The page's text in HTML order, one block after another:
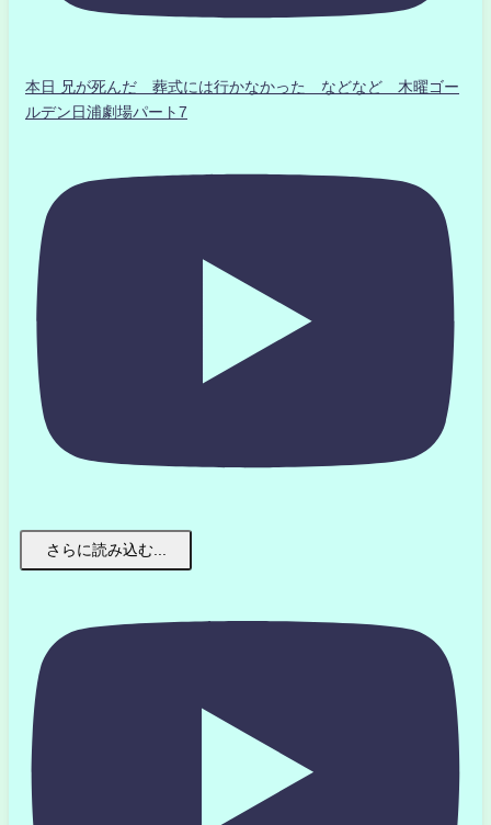
本日 兄が死んだ 葬式には行かなかった などなど 木曜ゴー
ルデン日浦劇場パート7
さらに読み込む...